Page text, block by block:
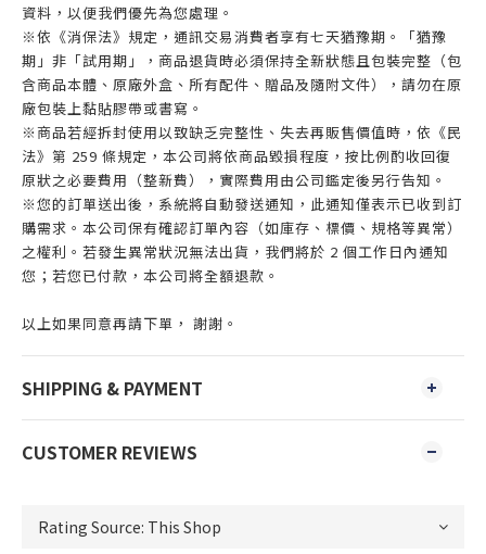
資料，以便我們優先為您處理。
※依《消保法》規定，通訊交易消費者享有七天猶豫期。「猶豫
期」非「試用期」，商品退貨時必須保持全新狀態且包裝完整（包
含商品本體、原廠外盒、所有配件、贈品及隨附文件），請勿在原
廠包裝上黏貼膠帶或書寫。
※商品若經拆封使用以致缺乏完整性、失去再販售價值時，依《民
法》第 259 條規定，本公司將依商品毀損程度，按比例酌收回復
原狀之必要費用（整新費），實際費用由公司鑑定後另行告知。
※您的訂單送出後，系統將自動發送通知，此通知僅表示已收到訂
購需求。本公司保有確認訂單內容（如庫存、標價、規格等異常）
之權利。若發生異常狀況無法出貨，我們將於 2 個工作日內通知
您；若您已付款，本公司將全額退款。
以上如果同意再請下單， 謝謝。
SHIPPING & PAYMENT
CUSTOMER REVIEWS